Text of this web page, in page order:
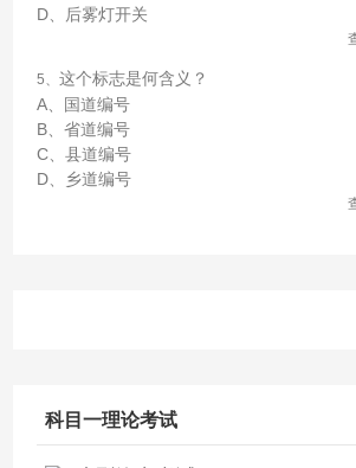
D、后雾灯开关
5、 这个标志是何含义？
A、国道编号
B、省道编号
C、县道编号
D、乡道编号
科目一理论考试